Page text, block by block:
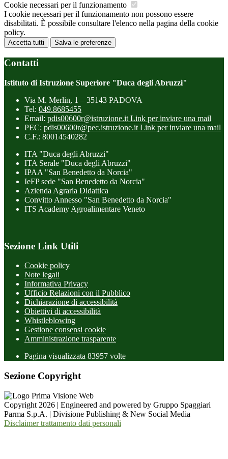
Cookie necessari per il funzionamento
I cookie necessari per il funzionamento non possono essere
disabilitati. È possibile consultare l'elenco nella pagina della cookie
policy.
Accetta tutti Salva le preferenze
Contatti
Istituto di Istruzione Superiore "Duca degli Abruzzi"
Via M. Merlin, 1 – 35143 PADOVA
Tel: 049.8685455
Email: pdis00600r@istruzione.it Link per inviare una mail
PEC: pdis00600r@pec.istruzione.it Link per inviare una mail
C.F.: 80014540282
ITA "Duca degli Abruzzi"
ITA Serale "Duca degli Abruzzi"
IPAA "San Benedetto da Norcia"
IeFP sede "San Benedetto da Norcia"
Azienda Agraria Didattica
Convitto Annesso "San Benedetto da Norcia"
ITS Academy Agroalimentare Veneto
Sezione Link Utili
Cookie policy
Note legali
Informativa Privacy
Ufficio Relazioni con il Pubblico
Dichiarazione di accessibilità
Obiettivi di accessibilità
Whistleblowing
Gestione consensi cookie
Amministrazione trasparente
Pagina visualizzata 83957 volte
Sezione Copyright
Copyright 2026 | Engineered and powered by Gruppo Spaggiari
Parma S.p.A. | Divisione Publishing & New Social Media
Disclaimer trattamento dati personali